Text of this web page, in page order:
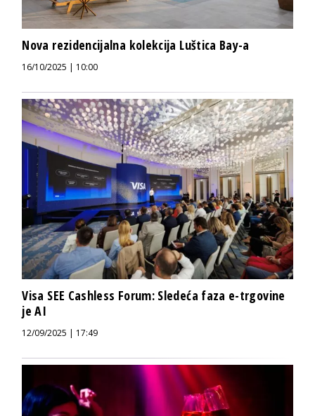
Nova rezidencijalna kolekcija Luštica Bay-a
16/10/2025 | 10:00
Visa SEE Cashless Forum: Sledeća faza e-trgovine
je AI
12/09/2025 | 17:49